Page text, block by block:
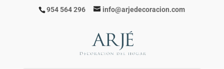
954 564 296 info@arjedecoracion.com